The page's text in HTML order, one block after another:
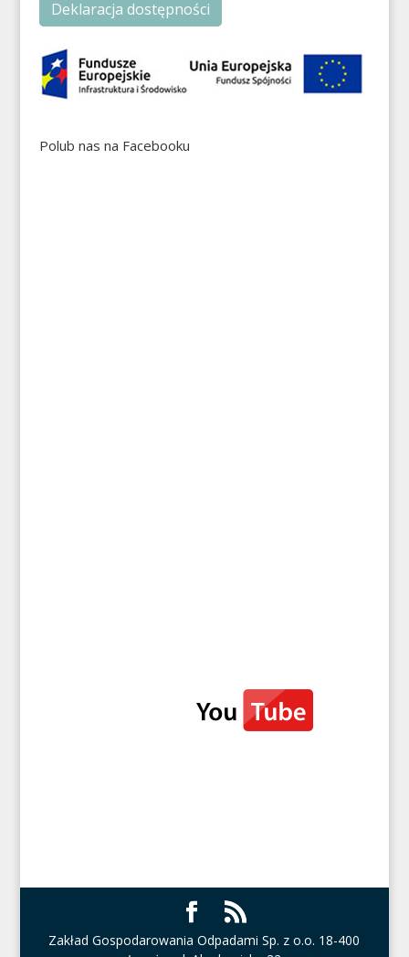
Deklaracja dostępności
Polub nas na Facebooku
Zakład Gospodarowania Odpadami Sp. z o.o. 18-400